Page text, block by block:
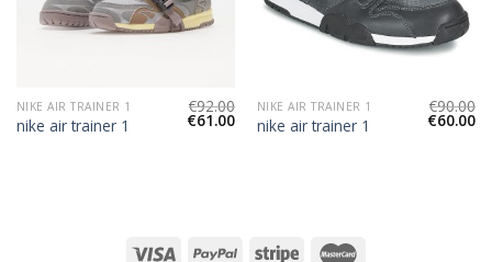
NIKE AIR TRAINER 1
nike air trainer 1
€92.00
€61.00
NIKE AIR TRAINER 1
nike air trainer 1
€90.00
€60.00